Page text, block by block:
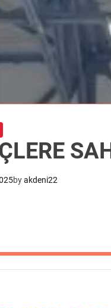
byakdeni22